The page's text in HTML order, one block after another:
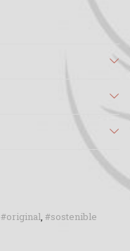
#original #sostenible